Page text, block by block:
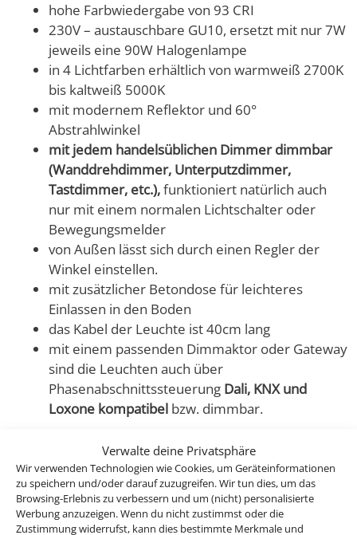
Verwalte deine Privatsphäre
Wir verwenden Technologien wie Cookies, um Geräteinformationen
zu speichern und/oder darauf zuzugreifen. Wir tun dies, um das
Browsing-Erlebnis zu verbessern und um (nicht) personalisierte
Werbung anzuzeigen. Wenn du nicht zustimmst oder die
Zustimmung widerrufst, kann dies bestimmte Merkmale und
hohe Farbwiedergabe von 93 CRI
230V – austauschbare GU10, ersetzt mit nur 7W
jeweils eine 90W Halogenlampe
in 4 Lichtfarben erhältlich von warmweiß 2700K
bis kaltweiß 5000K
mit modernem Reflektor und 60°
Abstrahlwinkel
mit jedem handelsüblichen Dimmer dimmbar
(Wanddrehdimmer, Unterputzdimmer,
Tastdimmer, etc.),funktioniert natürlich auch
nur mit einem normalen Lichtschalter oder
Bewegungsmelder
von Außen lässt sich durch einen Regler der
Winkel einstellen.
mit zusätzlicher Betondose für leichteres
Einlassen in den Boden
das Kabel der Leuchte ist 40cm lang
mit einem passenden Dimmaktor oder Gateway
sind die Leuchten auch über
Phasenabschnittssteuerung Dali, KNX und
Loxone kompatibel bzw. dimmbar.
Warum diese Bodeneinbauleuchte aus der Area-
Kollektion genau das Richtige für dich ist:
Edles Design: Minimalistisch und zeitlos – sie
passt perfekt in jeden Außenbereich.